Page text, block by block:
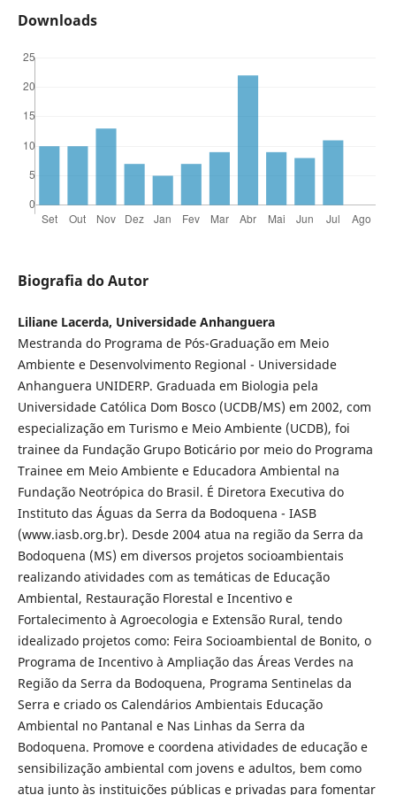
Downloads
Biografia do Autor
Liliane Lacerda, Universidade Anhanguera
Mestranda do Programa de Pós-Graduação em Meio
Ambiente e Desenvolvimento Regional - Universidade
Anhanguera UNIDERP. Graduada em Biologia pela
Universidade Católica Dom Bosco (UCDB/MS) em 2002, com
especialização em Turismo e Meio Ambiente (UCDB), foi
trainee da Fundação Grupo Boticário por meio do Programa
Trainee em Meio Ambiente e Educadora Ambiental na
Fundação Neotrópica do Brasil. É Diretora Executiva do
Instituto das Águas da Serra da Bodoquena - IASB
(www.iasb.org.br). Desde 2004 atua na região da Serra da
Bodoquena (MS) em diversos projetos socioambientais
realizando atividades com as temáticas de Educação
Ambiental, Restauração Florestal e Incentivo e
Fortalecimento à Agroecologia e Extensão Rural, tendo
idealizado projetos como: Feira Socioambiental de Bonito, o
Programa de Incentivo à Ampliação das Áreas Verdes na
Região da Serra da Bodoquena, Programa Sentinelas da
Serra e criado os Calendários Ambientais Educação
Ambiental no Pantanal e Nas Linhas da Serra da
Bodoquena. Promove e coordena atividades de educação e
sensibilização ambiental com jovens e adultos, bem como
atua junto às instituições públicas e privadas para fomentar